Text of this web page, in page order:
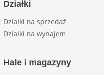
Działki
Działki na sprzedaż
Działki na wynajem
Hale i magazyny